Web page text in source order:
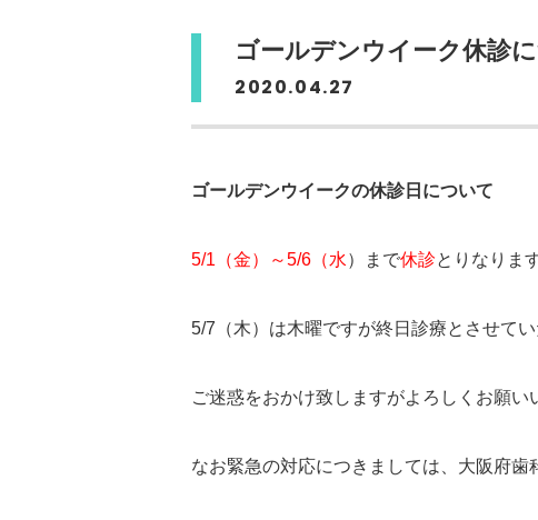
ゴールデンウイーク休診
2020.04.27
ゴールデンウイークの休診日について
5/1（金）～5/6（水）まで休診とりなります
5/7（木）は木曜ですが終日診療とさせてい
ご迷惑をおかけ致しますがよろしくお願い
なお緊急の対応につきましては、大阪府歯